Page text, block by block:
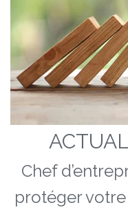
Chef
protéger